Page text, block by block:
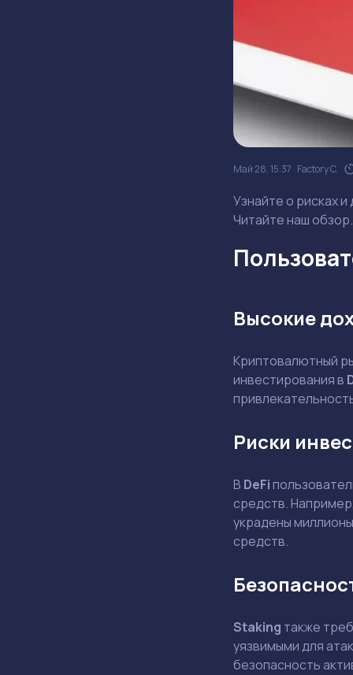
Май 28, 15:37 Factory C.
Узнайте о рисках
Читайте наш обзор.
Высокие
Криптовалютный
инвестирования в
Риски
В DeFi
средств.
украдены
средств.
Staking также
уязвимыми для
безопасность